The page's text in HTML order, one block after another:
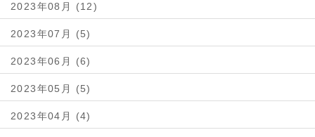
2023年08月 (12)
2023年07月 (5)
2023年06月 (6)
2023年05月 (5)
2023年04月 (4)